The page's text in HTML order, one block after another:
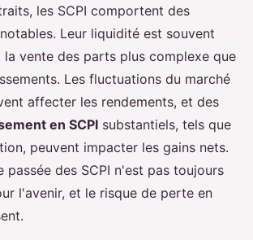
les SCPI comportent des
notables. Leur liquidité est souvent
la vente des parts plus complexe que
Les fluctuations du marché
affecter les rendements, et des
en SCPI substantiels, tels que
peuvent impacter les gains nets.
passée des SCPI n'est pas toujours
l'avenir, et le risque de perte en